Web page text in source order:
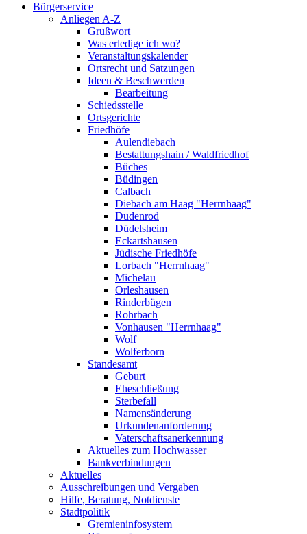
Bürgerservice
Anliegen A-Z
Grußwort
Was erledige ich wo?
Veranstaltungskalender
Ortsrecht und Satzungen
Ideen & Beschwerden
Bearbeitung
Schiedsstelle
Ortsgerichte
Friedhöfe
Aulendiebach
Bestattungshain / Waldfriedhof
Büches
Büdingen
Calbach
Diebach am Haag "Herrnhaag"
Dudenrod
Düdelsheim
Eckartshausen
Jüdische Friedhöfe
Lorbach "Herrnhaag"
Michelau
Orleshausen
Rinderbügen
Rohrbach
Vonhausen "Herrnhaag"
Wolf
Wolferborn
Standesamt
Geburt
Eheschließung
Sterbefall
Namensänderung
Urkundenanforderung
Vaterschaftsanerkennung
Aktuelles zum Hochwasser
Bankverbindungen
Aktuelles
Ausschreibungen und Vergaben
Hilfe, Beratung, Notdienste
Stadtpolitik
Gremieninfosystem